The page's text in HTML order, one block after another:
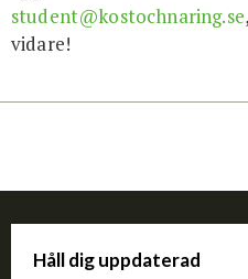
student@kostochnaring.se
vidare!
Håll dig uppdaterad